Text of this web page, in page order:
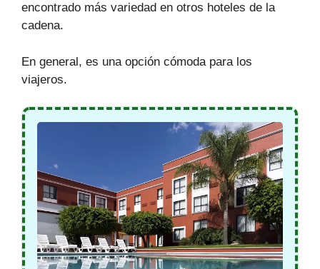
encontrado más variedad en otros hoteles de la
cadena.
En general, es una opción cómoda para los
viajeros.